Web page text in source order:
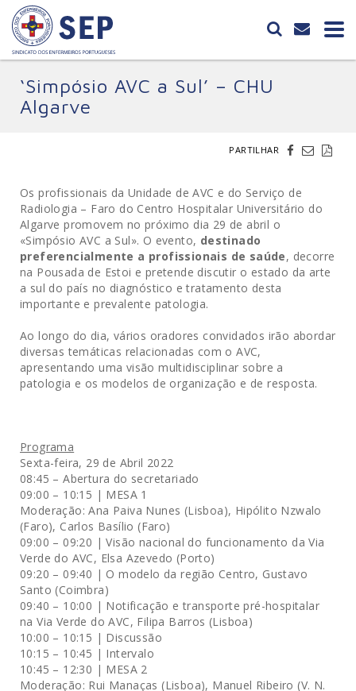
‘Simpósio AVC a Sul’ – CHU
Algarve
PARTILHAR
Os profissionais da Unidade de AVC e do Serviço de
Radiologia – Faro do Centro Hospitalar Universitário do
Algarve promovem no próximo dia 29 de abril o
«Simpósio AVC a Sul». O evento, destinado
preferencialmente a profissionais de saúde, decorre
na Pousada de Estoi e pretende discutir o estado da arte
a sul do país no diagnóstico e tratamento desta
importante e prevalente patologia.
Ao longo do dia, vários oradores convidados irão abordar
diversas temáticas relacionadas com o AVC,
apresentando uma visão multidisciplinar sobre a
patologia e os modelos de organização e de resposta.
Programa
Sexta-feira, 29 de Abril 2022
08:45 – Abertura do secretariado
09:00 – 10:15 | MESA 1
Moderação: Ana Paiva Nunes (Lisboa), Hipólito Nzwalo
(Faro), Carlos Basílio (Faro)
09:00 – 09:20 | Visão nacional do funcionamento da Via
Verde do AVC, Elsa Azevedo (Porto)
09:20 – 09:40 | O modelo da região Centro, Gustavo
Santo (Coimbra)
09:40 – 10:00 | Notificação e transporte pré-hospitalar
na Via Verde do AVC, Filipa Barros (Lisboa)
10:00 – 10:15 | Discussão
10:15 – 10:45 | Intervalo
10:45 – 12:30 | MESA 2
Moderação: Rui Manaças (Lisboa), Manuel Ribeiro (V. N.